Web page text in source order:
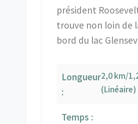
président
trouve non loin de
bord du lac
Longueur
:
2,0 km/
(Linéaire)
Temps :